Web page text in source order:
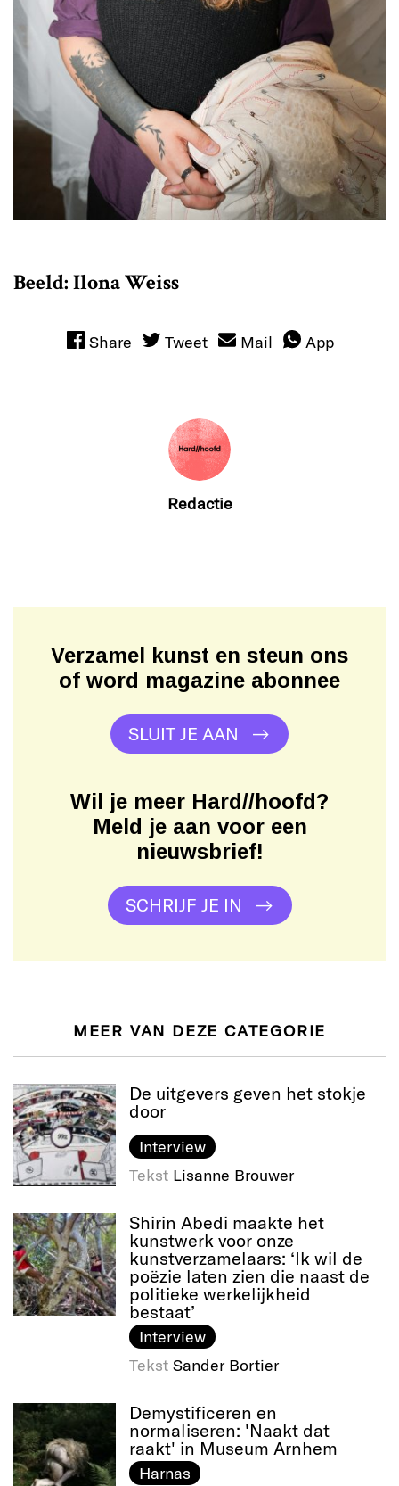
Beeld: Ilona Weiss
Share Tweet Mail App
Redactie
Verzamel kunst en steun ons
of word magazine abonnee
SLUIT JE AAN
Wil je meer Hard//hoofd?
Meld je aan voor een
nieuwsbrief!
SCHRIJF JE IN
MEER VAN DEZE CATEGORIE
De uitgevers geven het stokje
door
Interview
Tekst Lisanne Brouwer
Shirin Abedi maakte het
kunstwerk voor onze
kunstverzamelaars: ‘Ik wil de
poëzie laten zien die naast de
politieke werkelijkheid
bestaat’
Interview
Tekst Sander Bortier
Demystificeren en
normaliseren: 'Naakt dat
raakt' in Museum Arnhem
Harnas